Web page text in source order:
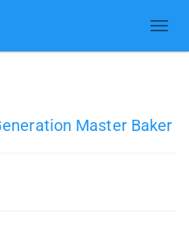
Master Baker